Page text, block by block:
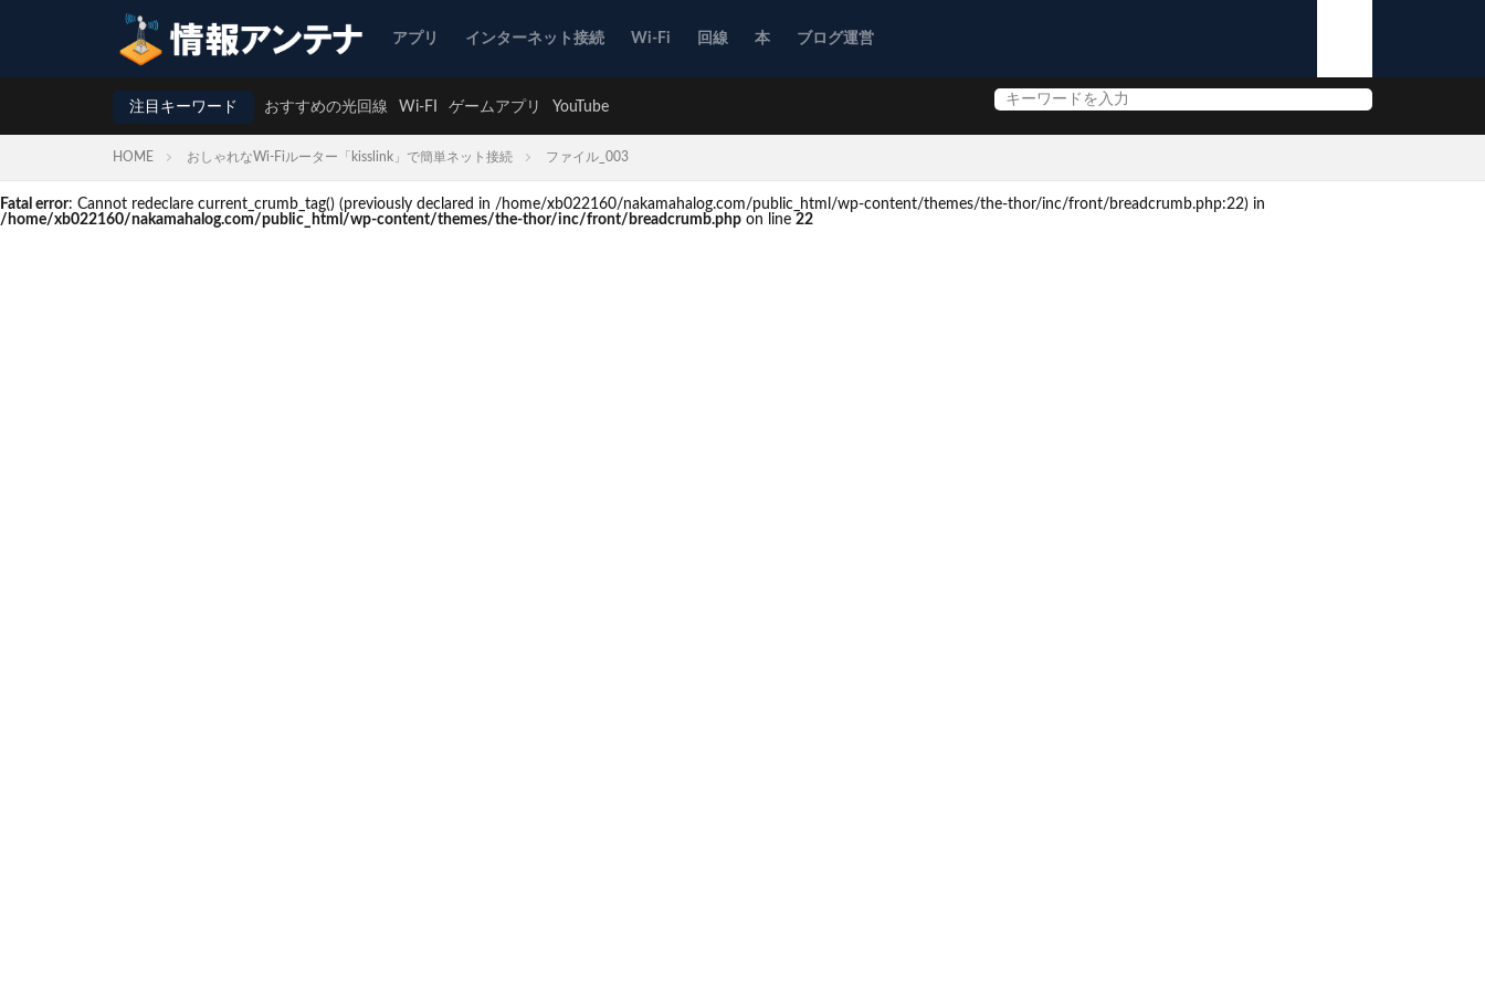
アプリ インターネット接続 Wi-Fi 回線 本 ブログ運営
注目キーワード おすすめの光回線 Wi-FI ゲームアプリ YouTube
HOME おしゃれなWi-Fiルーター「kisslink」で簡単ネット接続 ファイル_003
Fatal error: Cannot redeclare current_crumb_tag() (previously declared in /home/xb022160/nakamahalog.com/public_html/wp-content/themes/the-thor/inc/front/breadcrumb.php:22) in
/home/xb022160/nakamahalog.com/public_html/wp-content/themes/the-thor/inc/front/breadcrumb.php on line 22